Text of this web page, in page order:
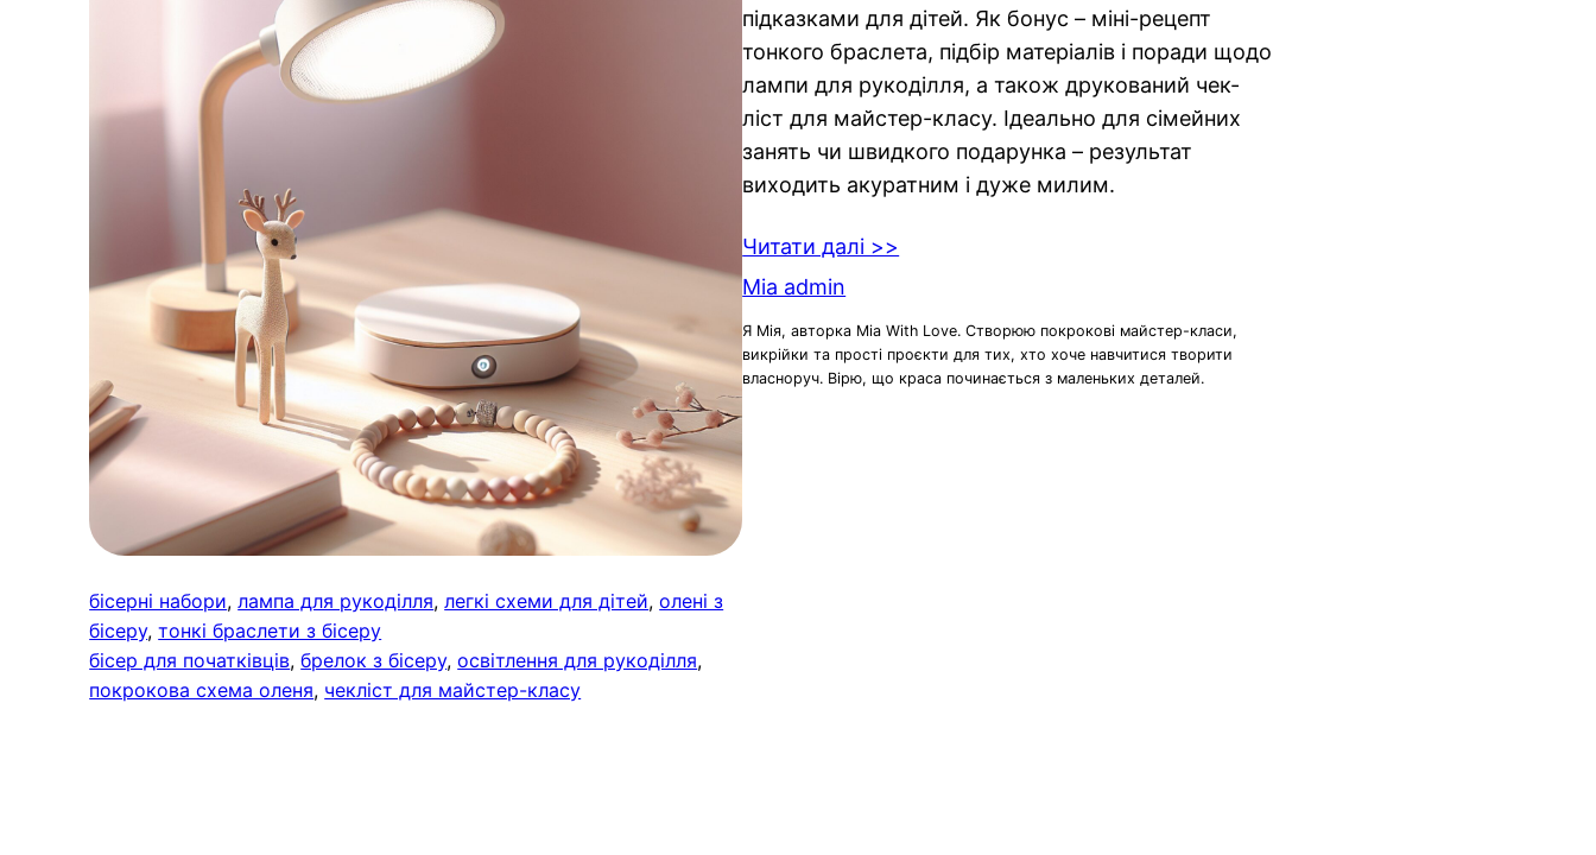
бісерні набори, лампа для рукоділля, легкі схеми для дітей, олені з
бісеру, тонкі браслети з бісеру
бісер для початківців, брелок з бісеру, освітлення для рукоділля
покрокова схема оленя, чекліст для майстер-класу
підказками для дітей. Як бонус – міні-рецепт
тонкого браслета, підбір матеріалів і поради щодо
лампи для рукоділля, а також друкований чек-
ліст для майстер-класу. Ідеально для сімейних
занять чи швидкого подарунка – результат
виходить акуратним і дуже милим.
Читати далі >>
Mia admin
Я Мія, авторка Mia With Love. Створюю покрокові майстер-класи,
викрійки та прості проєкти для тих, хто хоче навчитися творити
власноруч. Вірю, що краса починається з маленьких деталей.